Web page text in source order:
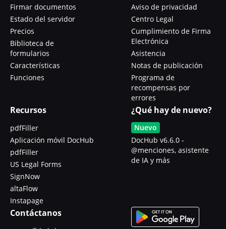
Firmar documentos
Estado del servidor
Precios
Biblioteca de
formularios
Características
Funciones
Aviso de privacidad
Centro Legal
Cumplimiento de Firma
Electrónica
Asistencia
Notas de publicación
Programa de
recompensas por
errores
Recursos
pdfFiller
Aplicación móvil DocHub
pdfFiller
US Legal Forms
SignNow
altaFlow
Instapage
¿Qué hay de nuevo?
Nuevo
DocHub v6.6.0 -
@menciones, asistente
de IA y más
Contáctanos